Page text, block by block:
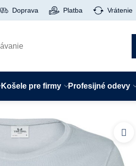
Doprava Platba Vrátenie
Košele pre firmy Profesijné odevy